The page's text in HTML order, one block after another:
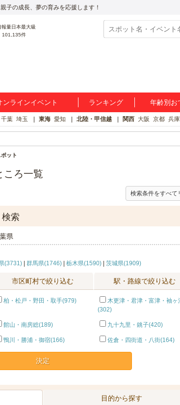
子の成長、夢の育みを応援します！
101,135件
ンラインイベント ランキング 年齢別お
千葉 埼玉 東海 愛知 北陸・甲信越 関西 大阪 京都 兵庫
ット
ころ一覧
検索条件をすべて
索
県
(3731)| 群馬県(1746)| 栃木県(1590)| 茨城県(1909)
市区町村で絞り込む 駅・路線で絞り込む
柏・松戸・野田・取手(979)
木更津・君津・富津・袖ヶ
(302)
館山・南房総(189) 九十九里・銚子(420)
鴨川・勝浦・御宿(166) 佐倉・四街道・八街(164)
決定
目的から探す